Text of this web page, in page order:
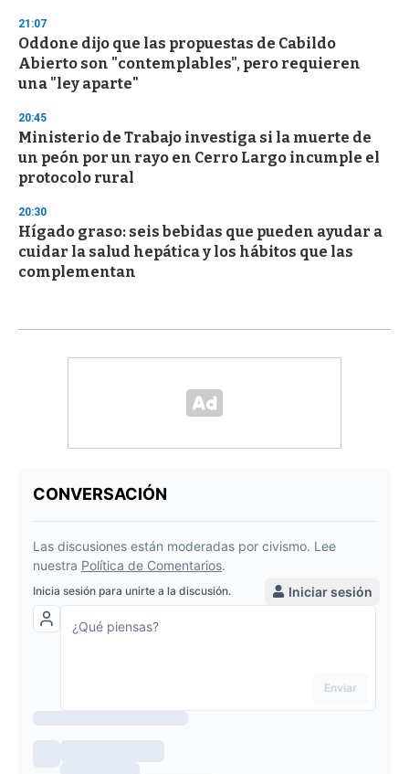
21:07
Oddone dijo que las propuestas de Cabildo
Abierto son "contemplables", pero requieren
una "ley aparte"
20:45
Ministerio de Trabajo investiga si la muerte de
un peón por un rayo en Cerro Largo incumple el
protocolo rural
20:30
Hígado graso: seis bebidas que pueden ayudar a
cuidar la salud hepática y los hábitos que las
complementan